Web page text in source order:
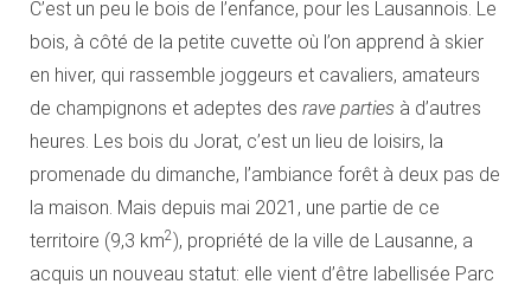
C’est un peu le bois de l’enfance, pour les Lausannois. Le
bois, à côté de la petite cuvette où l’on apprend à skier
en hiver, qui rassemble joggeurs et cavaliers, amateurs
de champignons et adeptes des rave parties à d’autres
heures. Les bois du Jorat, c’est un lieu de loisirs, la
promenade du dimanche, l’ambiance forêt à deux pas de
la maison. Mais depuis mai 2021, une partie de ce
territoire (9,3 km2), propriété de la ville de Lausanne, a
acquis un nouveau statut: elle vient d’être labellisée Parc